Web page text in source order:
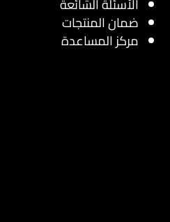
ضمان المنتجات
مركز المساعدة